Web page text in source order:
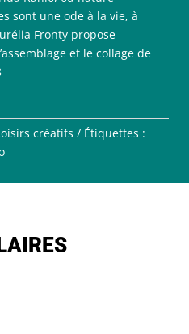
sont une ode à la vie, à
Fronty propose
et le collage de
créatifs
Étiquettes :